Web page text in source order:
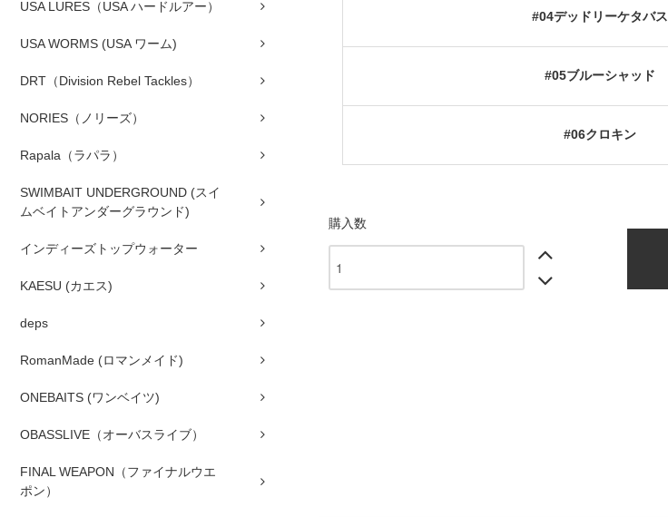
USA LURES（USA ハードルアー）
USA WORMS (USA ワーム)
DRT（Division Rebel Tackles）
NORIES（ノリーズ）
Rapala（ラパラ）
SWIMBAIT UNDERGROUND (スイ
ムベイトアンダーグラウンド)
インディーズトップウォーター
KAESU (カエス)
deps
RomanMade (ロマンメイド)
ONEBAITS (ワンベイツ)
OBASSLIVE（オーバスライブ）
FINAL WEAPON（ファイナルウエ
ポン）
#04デッドリーケタバス
#05ブルーシャッド
#06クロキン
購入数